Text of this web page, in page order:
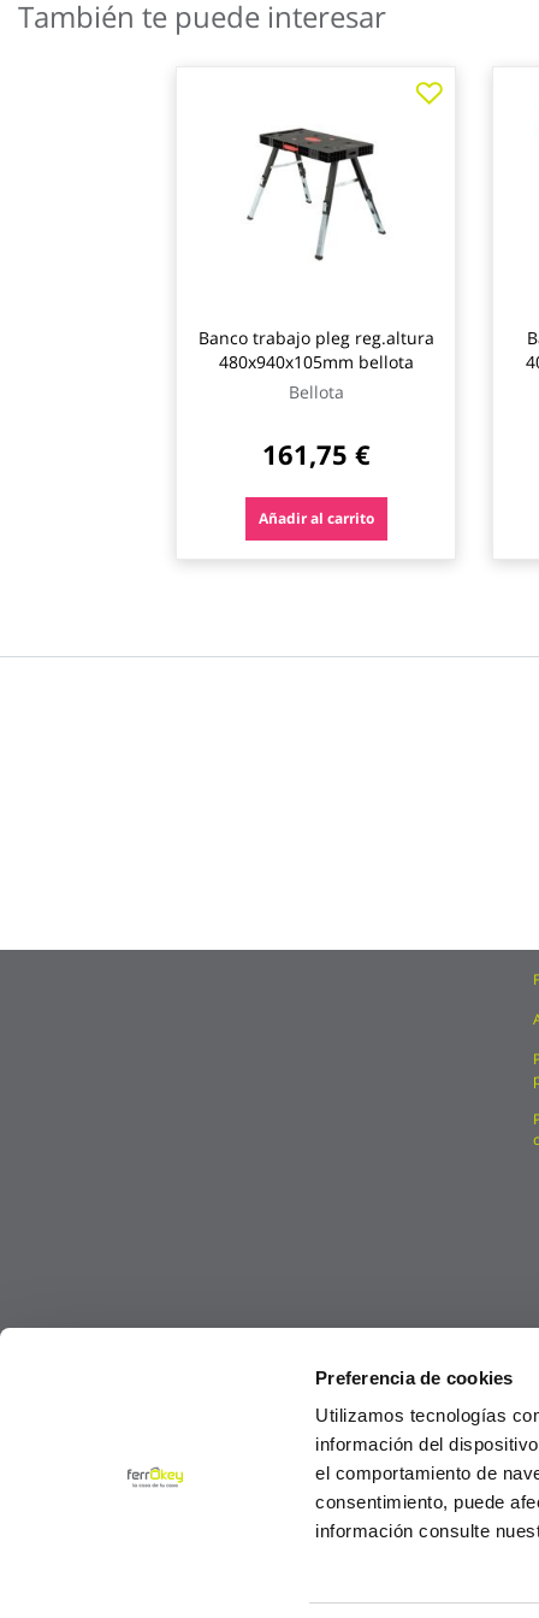
Preferencia de cookies
Utilizamos tecnologías
información del
el comportamiento de
consentimiento, puede
información consulte
galería
de
También te puede interesar
Banco trabajo pleg reg.altura
480x940x105mm bellota
Bellota
161,75 €
Añadir al carrito